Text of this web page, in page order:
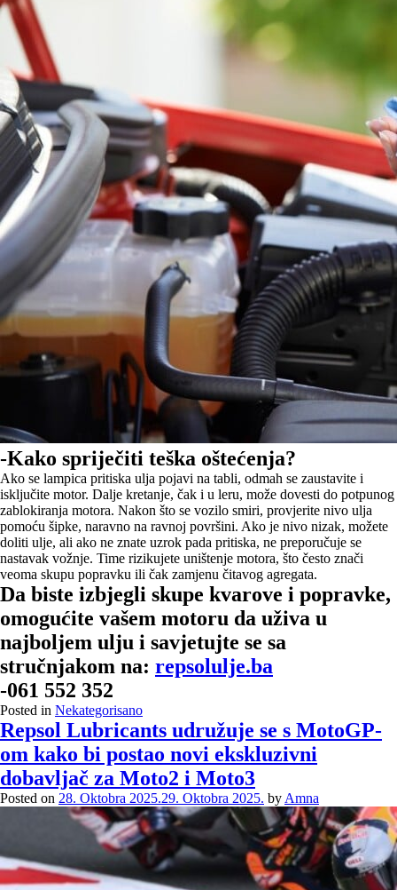
-Kako spriječiti teška oštećenja?
Ako se lampica pritiska ulja pojavi na tabli, odmah se zaustavite i
isključite motor. Dalje kretanje, čak i u leru, može dovesti do potpunog
zablokiranja motora. Nakon što se vozilo smiri, provjerite nivo ulja
pomoću šipke, naravno na ravnoj površini. Ako je nivo nizak, možete
doliti ulje, ali ako ne znate uzrok pada pritiska, ne preporučuje se
nastavak vožnje. Time rizikujete uništenje motora, što često znači
veoma skupu popravku ili čak zamjenu čitavog agregata.
Da biste izbjegli skupe kvarove i popravke,
omogućite vašem motoru da uživa u
najboljem ulju i savjetujte se sa
stručnjakom na: repsolulje.ba
-061 552 352
Posted in Nekategorisano
Repsol Lubricants udružuje se s MotoGP-
om kako bi postao novi ekskluzivni
dobavljač za Moto2 i Moto3
Posted on 28. Oktobra 2025.29. Oktobra 2025. by Amna